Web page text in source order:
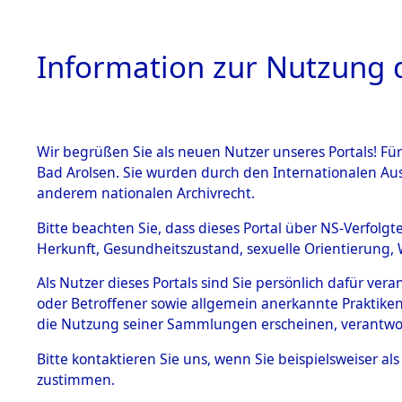
HOME
BESTÄNDE
Inhaftierungsdoku
mente
1.2.9 Beim ITS
verwahrte
1.2.9.1
Effekten aus
0003
Information zur Nutzung
Wir begrüßen Sie als neuen Nutzer unseres Portals!
Bad Arolsen. Sie wurden durch den Internationalen
anderem nationalen Archivrecht.
Bitte beachten Sie, dass dieses Portal über NS-
Herkunft, Gesundheitszustand, sexuelle
Als Nutzer dieses Portals sind Sie persönlich dafür
oder Betroffener sowie allgemein anerkannte
die Nutzung seiner Sammlungen erscheinen,
Bitte kontaktieren Sie uns, wenn Sie beispielsweiser
zustimmen.